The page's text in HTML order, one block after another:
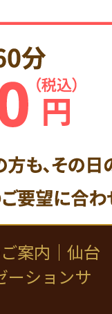
ご案内｜仙台
ーションサ